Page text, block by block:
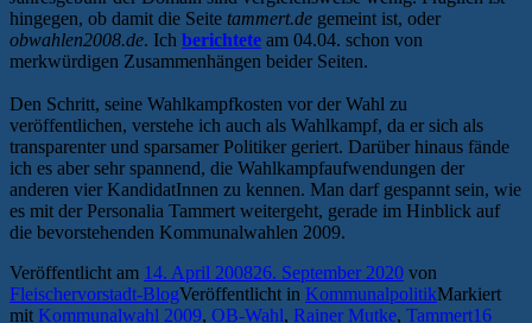
hingegen, ob damit die Seite tammert.de gemeint ist, oder
obwahlen2008.de. Ich berichtete am 04.04. schon von
merkwürdigen Zusammenhängen beider Seiten.
Den Schritt, seine Wahlkampfkosten vor der Wahl zu
veröffentlichen, verstehe ich auch als Wahlkampf, da er sich als
transparenter und sparsamer Politiker geriert. Darüber hinaus fände
ich es aber sehr spannend, die Wahlkampfaufwendungen der
anderen vier KandidatInnen zu kennen. Man darf gespannt sein, wie
es mit der Personalia Tammert weitergeht, gerade im Hinblick auf
die bevorstehenden Kommunalwahlen 2009.
Veröffentlicht am 14. April 200826. September 2020 von
Fleischervorstadt-BlogVeröffentlicht in KommunalpolitikMarkiert
mit Kommunalwahl 2009, OB-Wahl, Rainer Mutke, Tammert16